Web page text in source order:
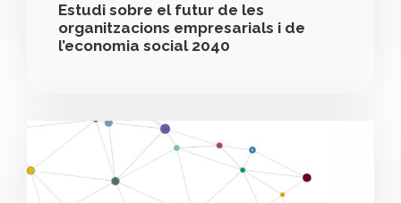
Estudi sobre el futur de les
organitzacions empresarials i de
l’economia social 2040